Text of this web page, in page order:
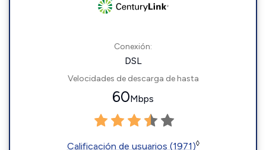
Conexión:
DSL
Velocidades de descarga de hasta
60Mbps
Calificación de usuarios (1971)◊